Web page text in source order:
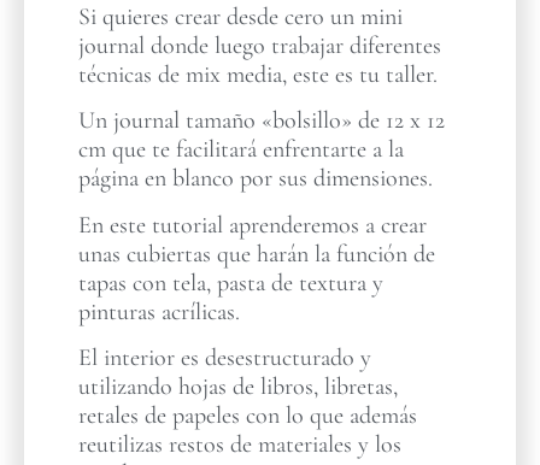
Si quieres crear desde cero un mini
journal donde luego trabajar diferentes
técnicas de mix media, este es tu taller.
Un journal tamaño «bolsillo» de 12 x 12
cm que te facilitará enfrentarte a la
página en blanco por sus dimensiones.
En este tutorial aprenderemos a crear
unas cubiertas que harán la función de
tapas con tela, pasta de textura y
pinturas acrílicas.
El interior es desestructurado y
utilizando hojas de libros, libretas,
retales de papeles con lo que además
reutilizas restos de materiales y los